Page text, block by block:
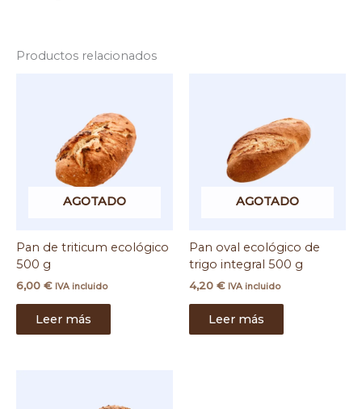
Productos relacionados
AGOTADO
Pan de triticum ecológico
500 g
6,00 € IVA incluido
Leer más
AGOTADO
Pan oval ecológico de
trigo integral 500 g
4,20 € IVA incluido
Leer más